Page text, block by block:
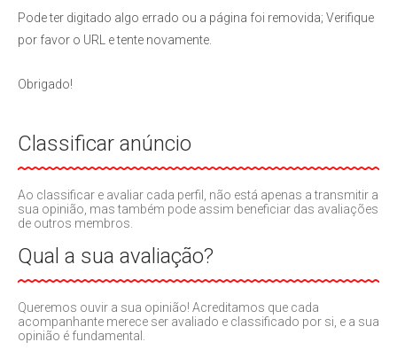
Pode ter digitado algo errado ou a página foi removida; Verifique
por favor o URL e tente novamente.
Obrigado!
Classificar anúncio
Ao classificar e avaliar cada perfil, não está apenas a transmitir a
sua opinião, mas também pode assim beneficiar das avaliações
de outros membros.
Qual a sua avaliação?
Queremos ouvir a sua opinião! Acreditamos que cada
acompanhante merece ser avaliado e classificado por si, e a sua
opinião é fundamental.